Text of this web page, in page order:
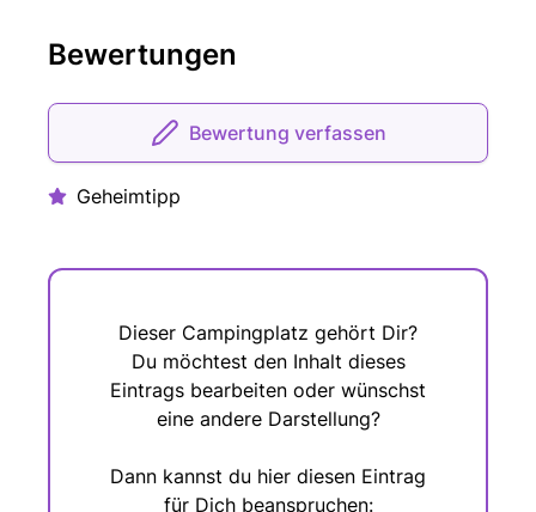
Bewertungen
Bewertung verfassen
Geheimtipp
Dieser Campingplatz gehört Dir?
Du möchtest den Inhalt dieses
Eintrags bearbeiten oder wünschst
eine andere Darstellung?
Dann kannst du hier diesen Eintrag
für Dich beanspruchen: